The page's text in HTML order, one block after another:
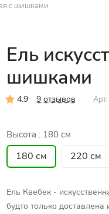
с шишками
Ель
шишками
4.9 9 отзывов Арт.
Высота : 180 см
180 см 220 см
Ель Квебек -
будто только доставлена